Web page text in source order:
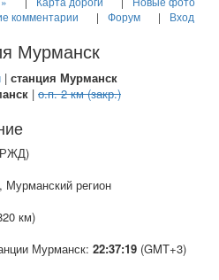
комментарии Форум Вход
Мурманск
| станция Мурманск
| о.п. 2 км (закр.)
, Мурманский регион
км)
Мурманск: 22:37:21 (GMT+3)